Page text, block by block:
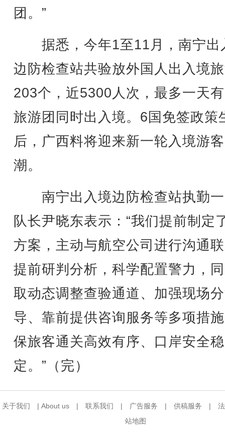
团。”
据悉，今年1至11月，南宁出
边防检查站共验放外国人出入境
203个，近5300人次，最多一天
旅游团同时出入境。6国免签政策
后，广西料将迎来新一轮入境游
潮。
南宁出入境边防检查站执勤
队长尹晓东表示：“我们提前制定
方案，主动与航空公司进行沟通
提前研判分析，科学配置警力，
取动态调整查验通道、加强现场
导、靠前提供咨询服务等多项措
保旅客通关高效有序、口岸安全稳
定。”（完）
关于我们 | About us | 联系我们 | 广告服务 | 供稿服务 |
站地图